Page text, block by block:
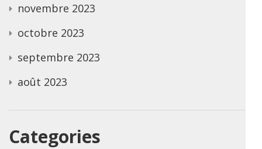
novembre 2023
octobre 2023
septembre 2023
août 2023
Categories